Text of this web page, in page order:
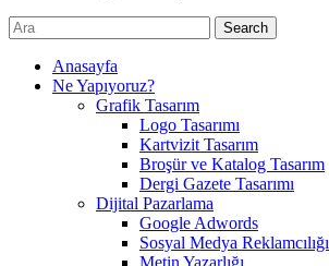
Search
Anasayfa
Ne Yapıyoruz?
Grafik Tasarım
Logo Tasarımı
Kartvizit Tasarım
Broşür ve Katalog Tasarım
Dergi Gazete Tasarımı
Dijital Pazarlama
Google Adwords
Sosyal Medya Reklamcılığı